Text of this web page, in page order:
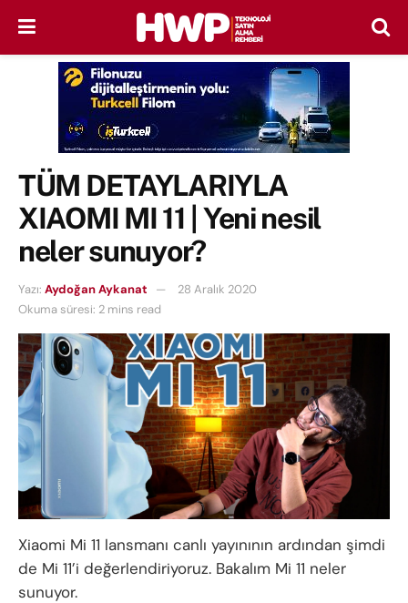
TÜM DETAYLARIYLA
XIAOMI MI 11 | Yeni nesil
neler sunuyor?
Yazı: Aydoğan Aykanat
28 Aralık 2020
Okuma süresi: 2 mins read
Xiaomi Mi 11 lansmanı canlı yayınının ardından şimdi
de Mi 11’i değerlendiriyoruz. Bakalım Mi 11 neler
sunuyor.